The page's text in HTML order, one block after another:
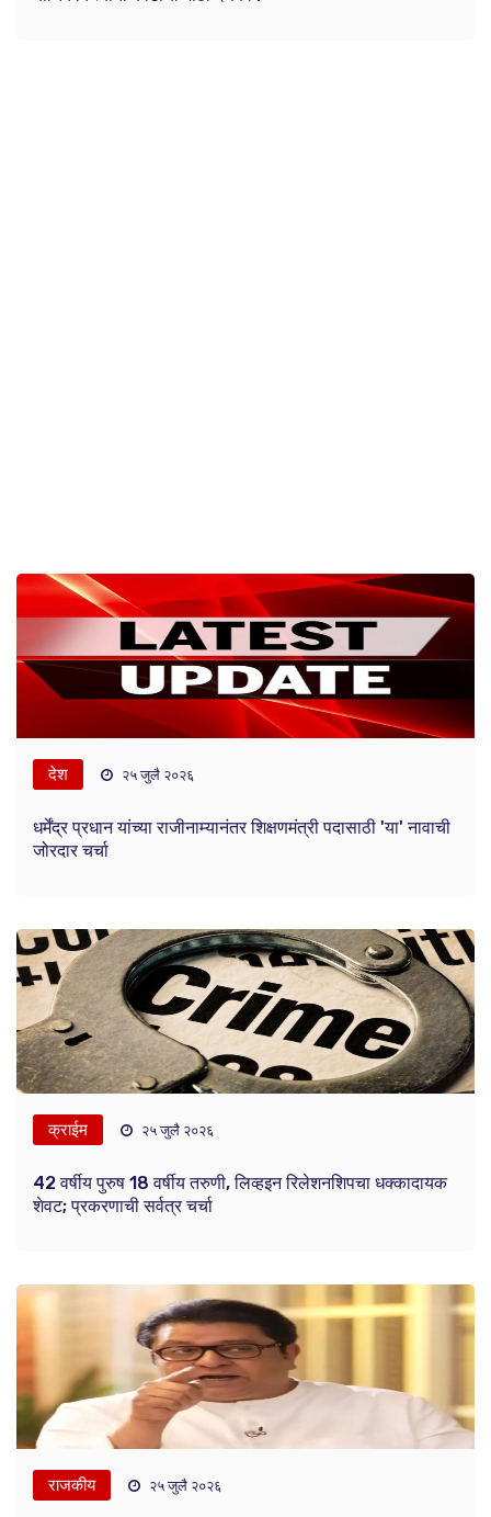
देश २५ जुलै २०२६
धर्मेंद्र प्रधान यांच्या राजीनाम्यानंतर शिक्षणमंत्री पदासाठी 'या' नावाची
जोरदार चर्चा
क्राईम २५ जुलै २०२६
42 वर्षीय पुरुष 18 वर्षीय तरुणी, लिव्हइन रिलेशनशिपचा धक्कादायक
शेवट; प्रकरणाची सर्वत्र चर्चा
राजकीय २५ जुलै २०२६